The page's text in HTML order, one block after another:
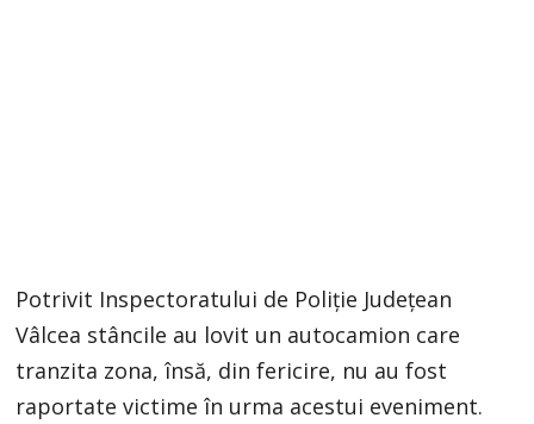
Potrivit Inspectoratului de Poliție Județean
Vâlcea stâncile au lovit un autocamion care
tranzita zona, însă, din fericire, nu au fost
raportate victime în urma acestui eveniment.